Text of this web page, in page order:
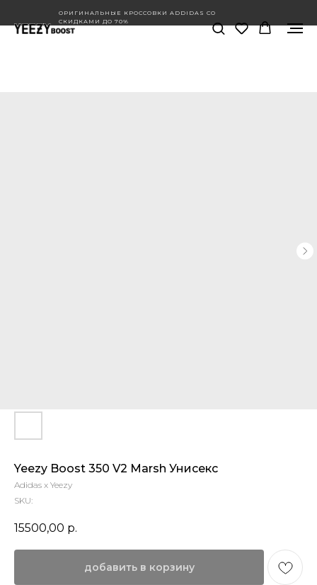
ОРИГИНАЛЬНЫЕ КРОССОВКИ ADDIDAS СО
СКИДКАМИ ДО 70%
Yeezy Boost 350 V2 Marsh Унисекс
Adidas x Yeezy
SKU:
15500,00 р.
добавить в корзину